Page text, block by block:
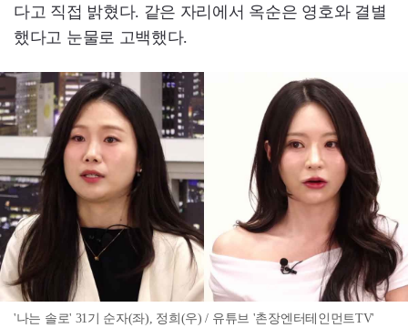
다고 직접 밝혔다. 같은 자리에서 옥순은 영호와 결별
했다고 눈물로 고백했다.
'나는 솔로' 31기 순자(좌), 정희(우) / 유튜브 '촌장엔터테인먼트TV'